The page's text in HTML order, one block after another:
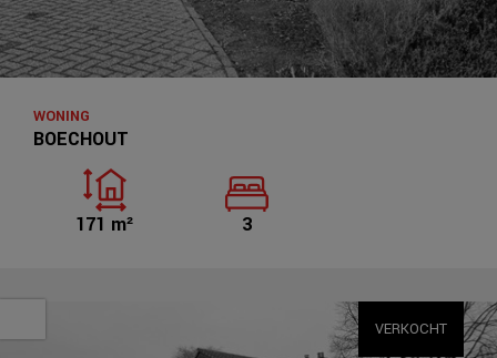
BOECHOUT
WONING
3
171 m²
VERKOCHT